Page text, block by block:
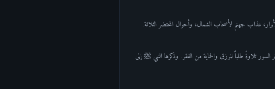
عذاب جهنم لأصحاب الشمال، وأحوال المحتضر الثلاثة.
تلاوةً طلباً للرزق والحماية من الفقر. وذكرها النبي ﷺ إلى